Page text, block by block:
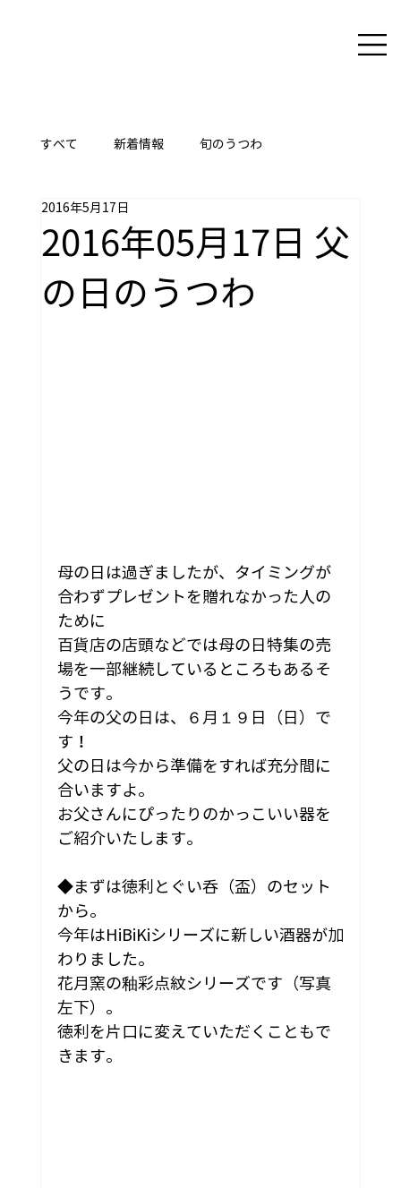
すべて 新着情報 旬のうつわ
ここに技あり
2016年05月17日 父
の日のうつわ
2016年5月17日
母の日は過ぎましたが、タイミングが
合わずプレゼントを贈れなかった人の
ために
百貨店の店頭などでは母の日特集の売
場を一部継続しているところもあるそ
うです。
今年の父の日は、６月１９日（日）で
す！
父の日は今から準備をすれば充分間に
合いますよ。
お父さんにぴったりのかっこいい器を
ご紹介いたします。
◆まずは徳利とぐい呑（盃）のセット
から。
今年はHiBiKiシリーズに新しい酒器が加
わりました。
花月窯の釉彩点紋シリーズです（写真
左下）。
徳利を片口に変えていただくこともで
きます。